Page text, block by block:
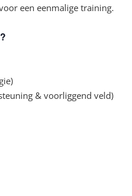
een eenmalige training.
& voorliggend veld)